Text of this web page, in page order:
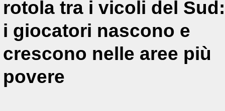
rotola tra i vicoli del Sud:
i giocatori nascono e
crescono nelle aree più
povere